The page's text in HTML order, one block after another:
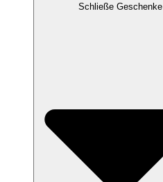
Schließe Geschenke